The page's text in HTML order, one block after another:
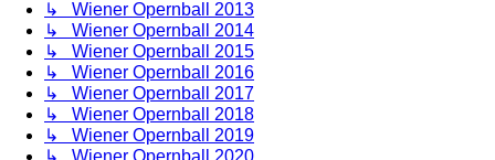
↳ Wiener Opernball 2013
↳ Wiener Opernball 2014
↳ Wiener Opernball 2015
↳ Wiener Opernball 2016
↳ Wiener Opernball 2017
↳ Wiener Opernball 2018
↳ Wiener Opernball 2019